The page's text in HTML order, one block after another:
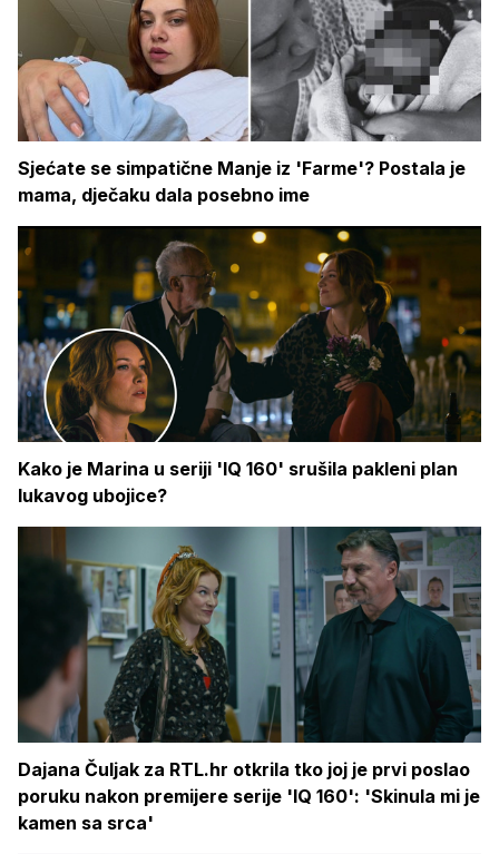
Sjećate se simpatične Manje iz 'Farme'? Postala je
mama, dječaku dala posebno ime
Kako je Marina u seriji 'IQ 160' srušila pakleni plan
lukavog ubojice?
Dajana Čuljak za RTL.hr otkrila tko joj je prvi poslao
poruku nakon premijere serije 'IQ 160': 'Skinula mi je
kamen sa srca'